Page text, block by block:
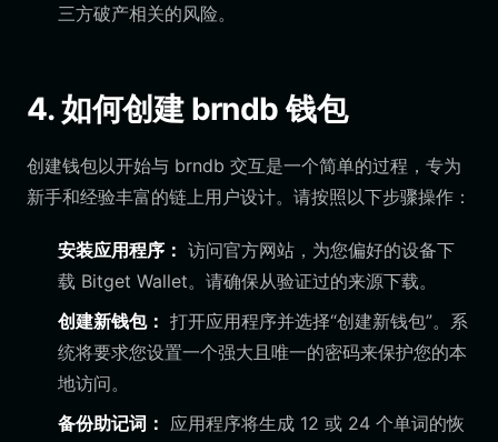
三方破产相关的风险。
4. 如何创建 brndb 钱包
创建钱包以开始与 brndb 交互是一个简单的过程，专为
新手和经验丰富的链上用户设计。请按照以下步骤操作：
安装应用程序： 访问官方网站，为您偏好的设备下
载 Bitget Wallet。请确保从验证过的来源下载。
创建新钱包： 打开应用程序并选择“创建新钱包”。系
统将要求您设置一个强大且唯一的密码来保护您的本
地访问。
备份助记词： 应用程序将生成 12 或 24 个单词的恢